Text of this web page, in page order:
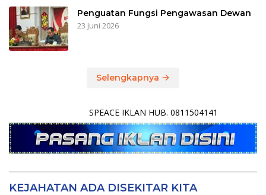
Penguatan Fungsi Pengawasan Dewan
23 Juni 2026
Selengkapnya
SPEACE IKLAN HUB. 0811504141
KEJAHATAN ADA DISEKITAR KITA